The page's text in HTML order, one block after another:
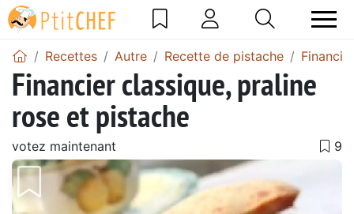
Recettes Autre Recette de pistache
Financier classique, praline
rose et pistache
votez maintenant